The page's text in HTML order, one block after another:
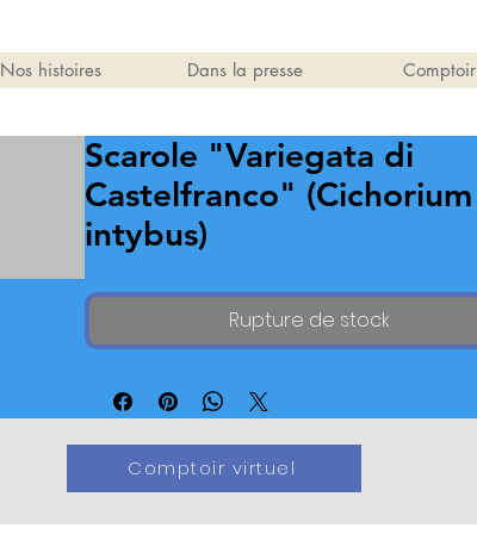
Nos histoires Dans la presse Comptoir
Scarole "Variegata di
Castelfranco" (Cichorium
intybus)
Rupture de stock
Comptoir virtuel